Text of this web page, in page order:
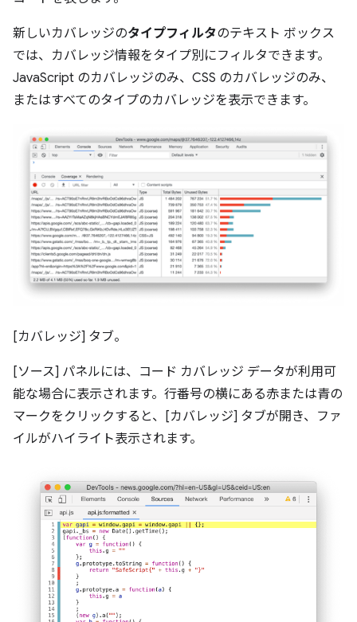
新しいカバレッジのタイプフィルタのテキスト ボックス
では、カバレッジ情報をタイプ別にフィルタできます。
JavaScript のカバレッジのみ、CSS のカバレッジのみ、
またはすべてのタイプのカバレッジを表示できます。
[カバレッジ] タブ。
[ソース] パネルには、コード カバレッジ データが利用可
能な場合に表示されます。行番号の横にある赤または青の
マークをクリックすると、[カバレッジ] タブが開き、ファ
イルがハイライト表示されます。